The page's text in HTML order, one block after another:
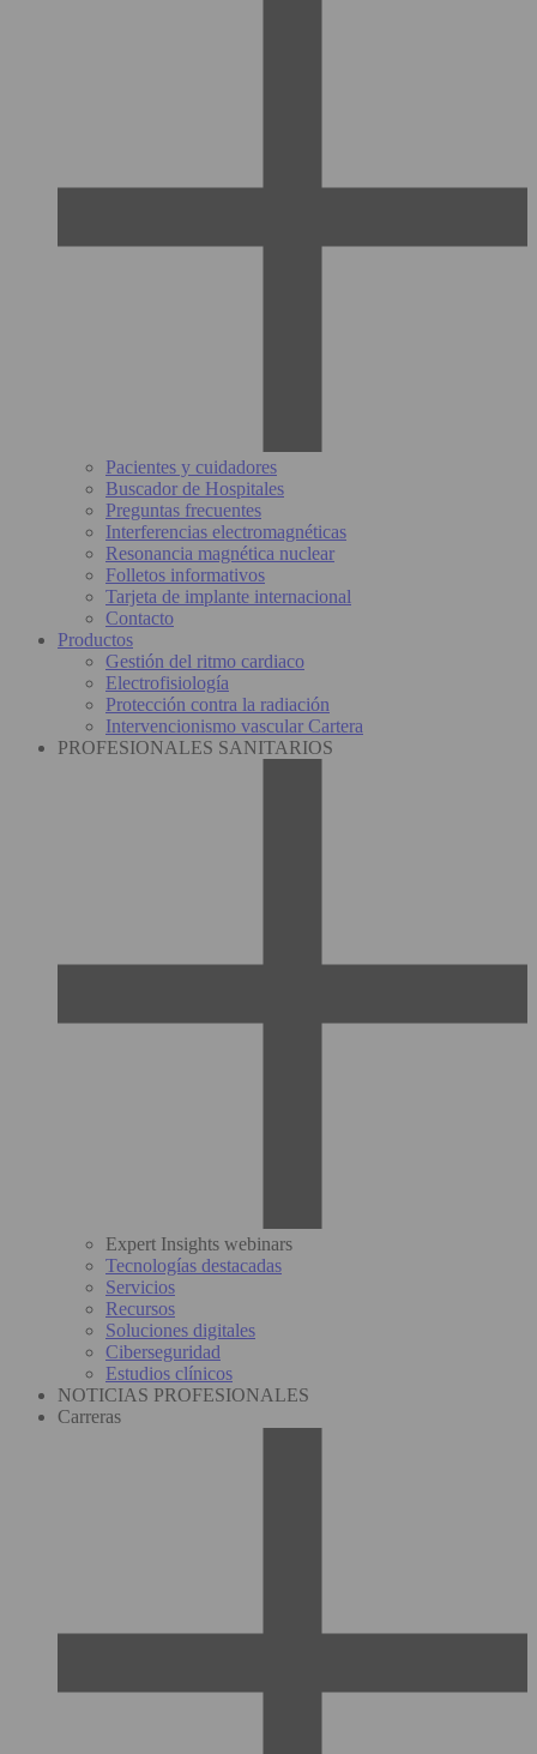
Pacientes y cuidadores
Buscador de Hospitales
Preguntas frecuentes
Interferencias electromagnéticas
Resonancia magnética nuclear
Folletos informativos
Tarjeta de implante internacional
Contacto
Productos
Gestión del ritmo cardiaco
Electrofisiología
Protección contra la radiación
Intervencionismo vascular Cartera
PROFESIONALES SANITARIOS
Expert Insights webinars
Tecnologías destacadas
Servicios
Recursos
Soluciones digitales
Ciberseguridad
Estudios clínicos
NOTICIAS PROFESIONALES
Carreras